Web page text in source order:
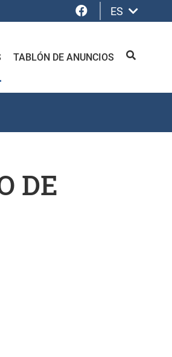
Facebook
ES
TABLÓN DE ANUNCIOS BUSCAR
DE